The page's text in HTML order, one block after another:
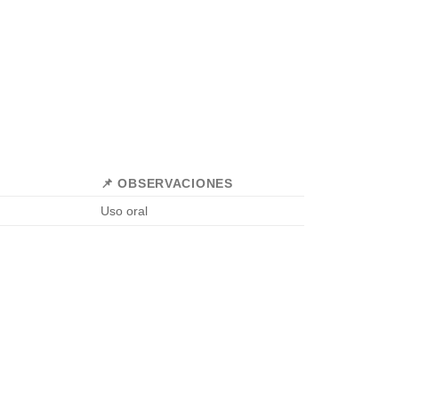
📌 OBSERVACIONES
Uso oral